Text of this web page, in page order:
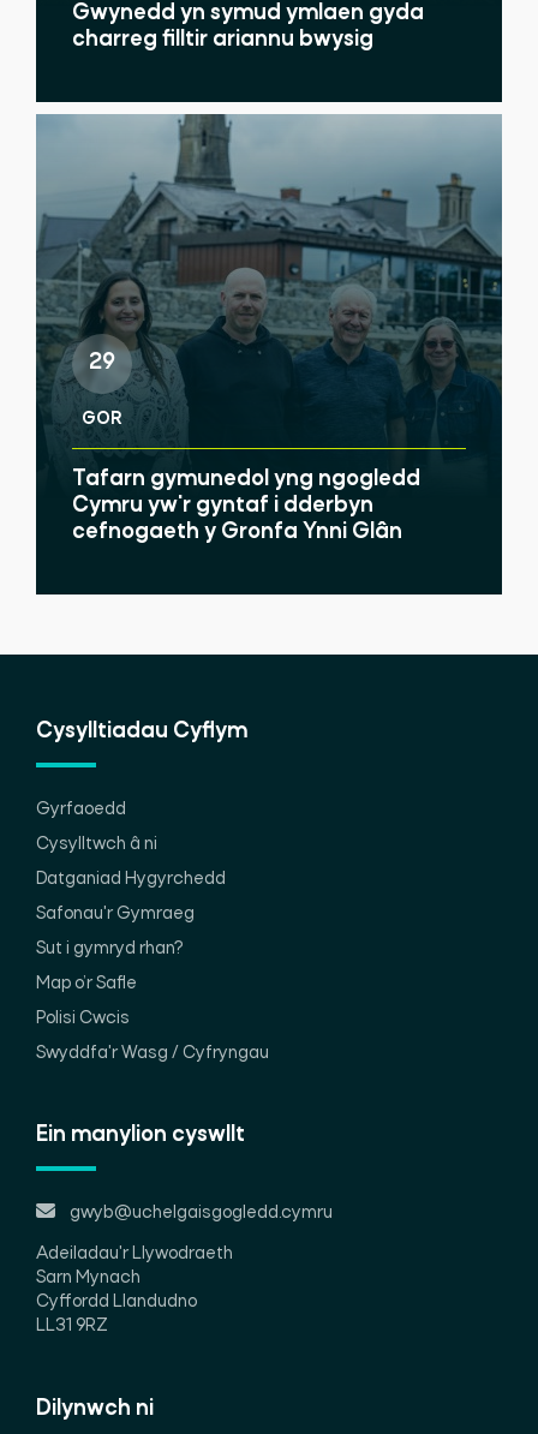
Gwynedd yn symud ymlaen gyda
charreg filltir ariannu bwysig
29
GOR
Tafarn gymunedol yng ngogledd
Cymru yw'r gyntaf i dderbyn
cefnogaeth y Gronfa Ynni Glân
Cysylltiadau Cyflym
Gyrfaoedd
Cysylltwch â ni
Datganiad Hygyrchedd
Safonau'r Gymraeg
Sut i gymryd rhan?
Map o’r Safle
Polisi Cwcis
Swyddfa'r Wasg / Cyfryngau
Ein manylion cyswllt
gwyb@uchelgaisgogledd.cymru
Adeiladau'r Llywodraeth
Sarn Mynach
Cyffordd Llandudno
LL31 9RZ
Dilynwch ni